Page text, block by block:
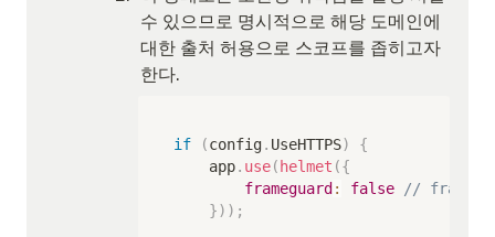
수 있으므로 명시적으로 해당 도메인에
대한 출처 허용으로 스코프를 좁히고자
한다.
if (config. UseHTTPS)
{
    app
. use(helmet ({
frameguard: false
//
}) ) ;